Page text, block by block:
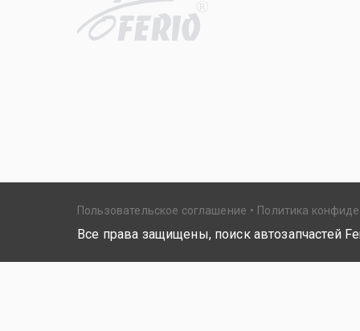
R
Пользовательское соглашение Политика
Все права защищены, поиск автозапчастей